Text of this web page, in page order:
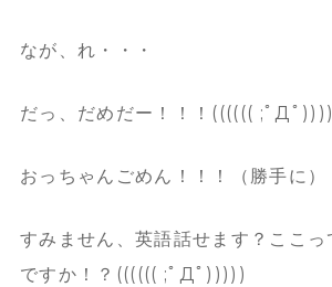
なが、れ・・・
だっ、だめだー！！！(((((( ;ﾟДﾟ
おっちゃんごめん！！！（勝手に）
すみません、英語話せます？ここっ
ですか！？(((((( ;ﾟДﾟ)))))